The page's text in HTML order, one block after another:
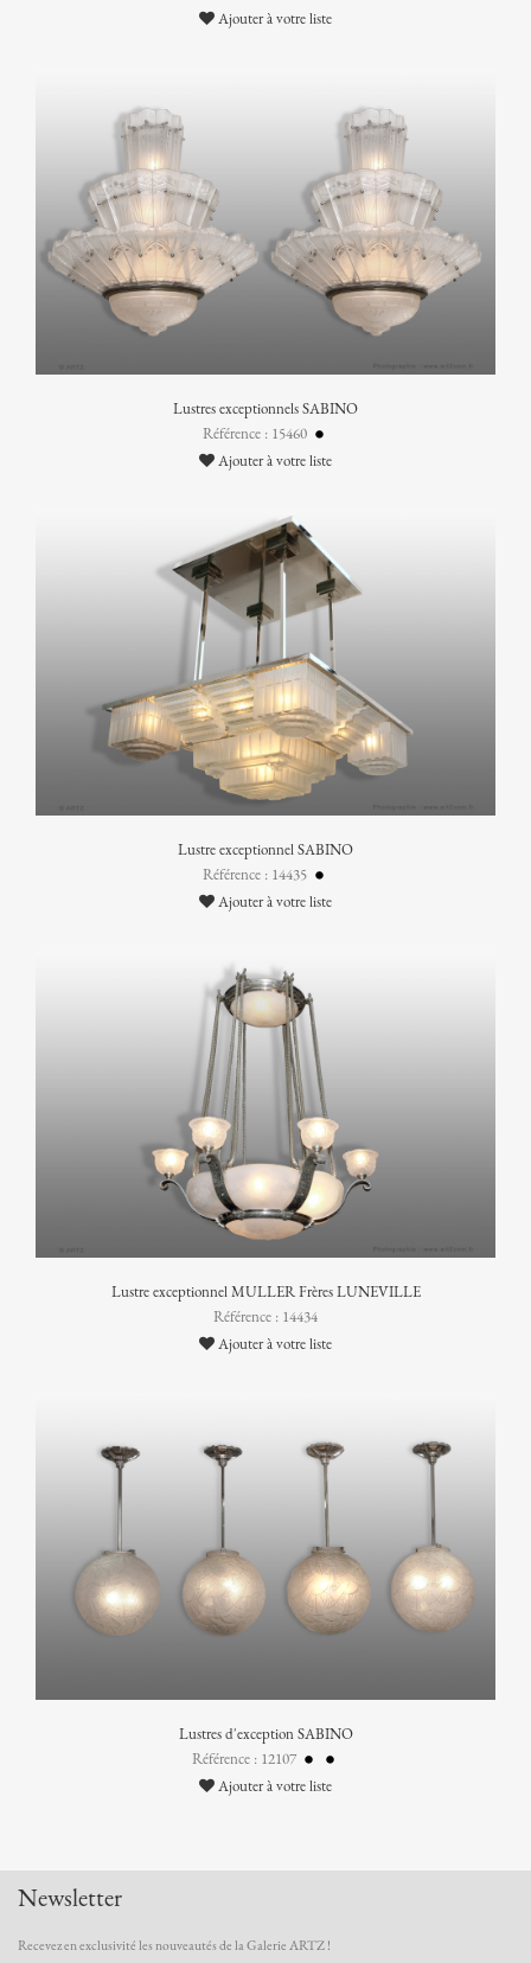
Ajouter à votre liste
Lustres exceptionnels SABINO
Référence : 15460
Ajouter à votre liste
Lustre exceptionnel SABINO
Référence : 14435
Ajouter à votre liste
Lustre exceptionnel MULLER Frères LUNEVILLE
Référence : 14434
Ajouter à votre liste
Lustres d'exception SABINO
Référence : 12107
Ajouter à votre liste
Newsletter
Recevez en exclusivité les nouveautés de la Galerie ARTZ !